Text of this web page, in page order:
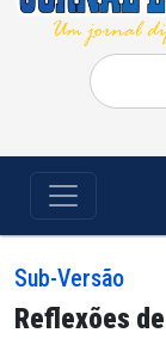
Pesquisar
por:
Sub-Versão
Reflexões